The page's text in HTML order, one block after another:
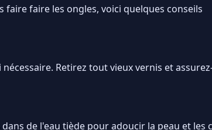
faire les ongles, voici quelques conseils
Retirez tout vieux vernis et
de l'eau tiède pour adoucir la peau et les